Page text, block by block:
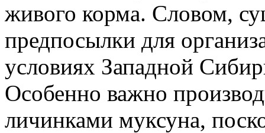
живого корма. Словом,
предпосылки для
условиях Западной
Особенно важно
личинками муксуна,